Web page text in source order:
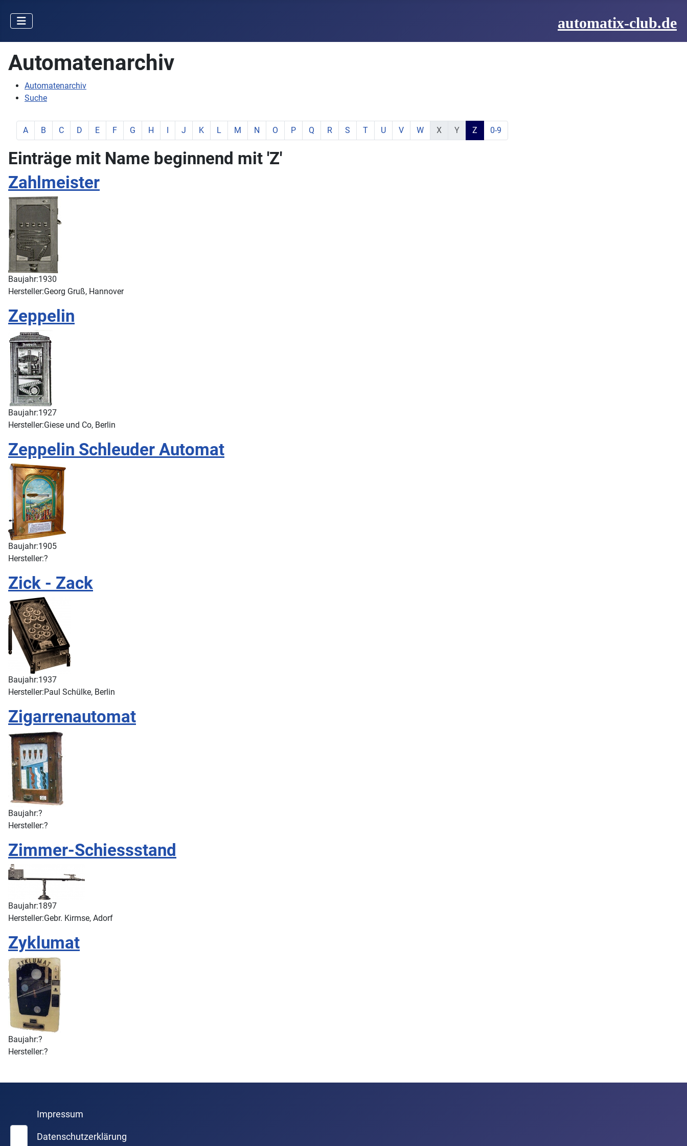
automatix-club.de
Automatenarchiv
Automatenarchiv
Suche
zeige Elemente mit Buchstabe:
A zeige Elemente mit Buchstabe:
B zeige Elemente mit Buchstabe:
C zeige Elemente mit Buchstabe:
D zeige Elemente mit Buchstabe:
E zeige Elemente mit Buchstabe:
F zeige Elemente mit Buchstabe:
G zeige Elemente mit Buchstabe:
H zeige Elemente mit Buchstabe:
I zeige Elemente mit Buchstabe:
J zeige Elemente mit Buchstabe:
K zeige Elemente mit Buchstabe:
L zeige Elemente mit Buchstabe:
M zeige Elemente mit Buchstabe:
N zeige Elemente mit Buchstabe:
O zeige Elemente mit Buchstabe:
P zeige Elemente mit Buchstabe:
Q zeige Elemente mit Buchstabe:
R zeige Elemente mit Buchstabe:
S zeige Elemente mit Buchstabe:
T zeige Elemente mit Buchstabe:
U zeige Elemente mit Buchstabe:
V zeige Elemente mit Buchstabe:
W keine Elemente mit Buchstabe:
X keine Elemente mit Buchstabe:
Y aktiver Buchstabe:
Z zeige Elemente mit Buchstabe:
0-9
Einträge mit Name beginnend mit 'Z'
Zahlmeister
Baujahr:1930
Hersteller:Georg Gruß, Hannover
Zeppelin
Baujahr:1927
Hersteller:Giese und Co, Berlin
Zeppelin Schleuder Automat
Baujahr:1905
Hersteller:?
Zick - Zack
Baujahr:1937
Hersteller:Paul Schülke, Berlin
Zigarrenautomat
Baujahr:?
Hersteller:?
Zimmer-Schiessstand
Baujahr:1897
Hersteller:Gebr. Kirmse, Adorf
Zyklumat
Baujahr:?
Hersteller:?
Suchen
Impressum
Datenschutzerklärung